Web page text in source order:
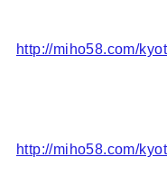
http://miho58.com/
http://miho58.com/